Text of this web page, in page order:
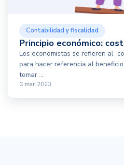
Contabilidad y fiscalidad
Principio económico:
Los economistas se refieren al
para hacer referencia al
tomar ...
3 mar, 2023